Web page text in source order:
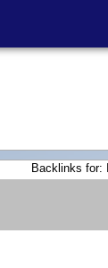
Backlinks for: